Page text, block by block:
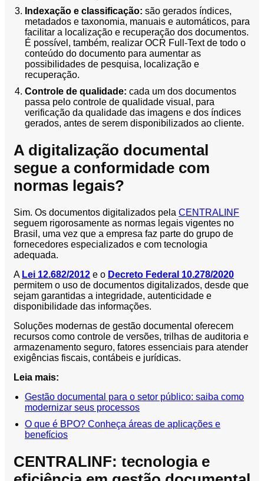
Indexação e classificação: são gerados índices,
metadados e taxonomia, manuais e automáticos, para
facilitar a localização e recuperação dos documentos.
É possível, também, realizar OCR Full-Text de todo o
conteúdo do documento para aumentar as
possibilidades de pesquisa, localização e
recuperação.
Controle de qualidade: cada um dos documentos
passa pelo controle de qualidade visual, para
verificação da qualidade das imagens e dos índices
gerados, antes de serem disponibilizados ao cliente.
A digitalização documental
segue a conformidade com
normas legais?
Sim. Os documentos digitalizados pela CENTRALINF
seguem rigorosamente as normas legais vigentes no
Brasil, uma vez que a empresa faz parte do grupo de
fornecedores especializados e com tecnologia
adequada.
A Lei 12.682/2012 e o Decreto Federal 10.278/2020
permitem o uso de documentos digitalizados, desde que
sejam garantidas a integridade, autenticidade e
disponibilidade das informações.
Soluções modernas de gestão documental oferecem
recursos como controle de versões, trilhas de auditoria e
armazenamento seguro, fatores essenciais para atender
exigências fiscais, contábeis e jurídicas.
Leia mais:
Gestão documental para o setor público: saiba como
modernizar seus processos
O que é BPO? Conheça áreas de aplicações e
benefícios
CENTRALINF: tecnologia e